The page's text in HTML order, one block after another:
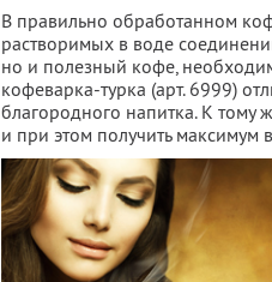
В правильно обработанном
растворимых в воде
но и полезный кофе,
кофеварка-турка (арт. 6999)
благородного напитка. К тому
и при этом получить максимум